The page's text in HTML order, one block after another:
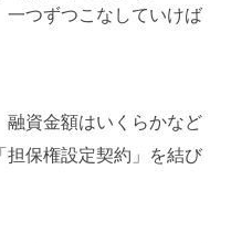
一つずつこなしていけば
融資金額はいくらかなど
担保権設定契約」を結び